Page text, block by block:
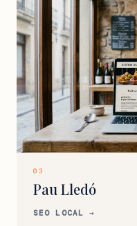
03
Pau Lledó
SEO LOCAL →